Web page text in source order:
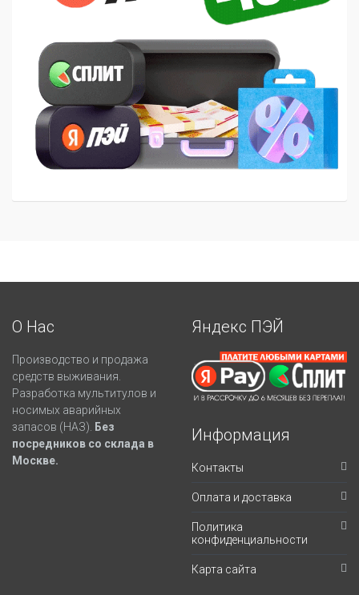
О Нас
Производство и продажа
средств выживания.
Разработка мультитулов и
носимых аварийных
запасов (НАЗ).
Без
посредников со склада в
Москве.
Яндекс ПЭЙ
Информация
Контакты
Оплата и доставка
Политика
конфиденциальности
Карта сайта